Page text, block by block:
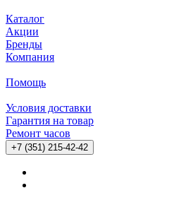
Каталог
Акции
Бренды
Компания
Помощь
Условия доставки
Гарантия на товар
Ремонт часов
+7 (351) 215-42-42